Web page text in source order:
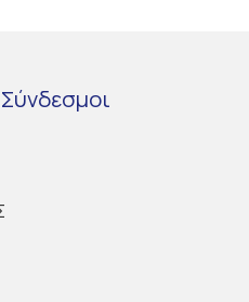
Σύνδεσμοι